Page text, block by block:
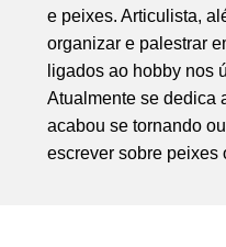
e peixes. Articulista,
organizar e palestrar
ligados ao hobby nos
Atualmente se dedica
acabou se tornando
escrever sobre peixes